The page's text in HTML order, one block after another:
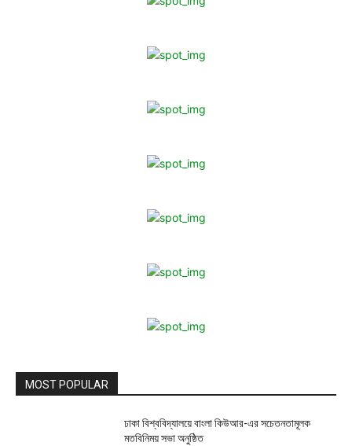
MOST POPULAR
ঢাকা বিশ্ববিদ্যালয়ে বাংলা কিউআর-এর সচেতনতামূলক
মতবিনিময় সভা অনুষ্ঠিত